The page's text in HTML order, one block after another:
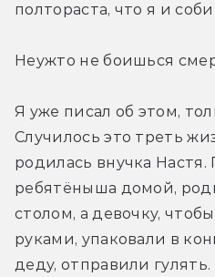
полтораста, что я и
Неужто не боишься
Я уже писал об этом,
Случилось это треть
родилась внучка Настя.
ребятёныша домой,
столом, а девочку,
руками, упаковали в
деду, отправили